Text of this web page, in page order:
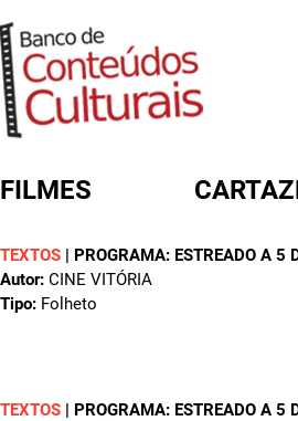
FILMES
TEXTOS | PROGRAMA: ESTREADO A 5
Autor: CINE VITÓRIA
Tipo: Folheto
TEXTOS | PROGRAMA: ESTREADO A 5
FORMULÁRIO